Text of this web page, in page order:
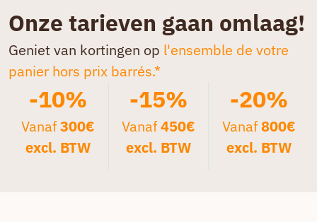
Onze tarieven gaan omlaag!
Geniet van kortingen op l'ensemble de votre
panier hors prix barrés.*
-10%
Vanaf300€
excl. BTW
-15%
Vanaf450€
excl. BTW
-20%
Vanaf800€
excl. BTW